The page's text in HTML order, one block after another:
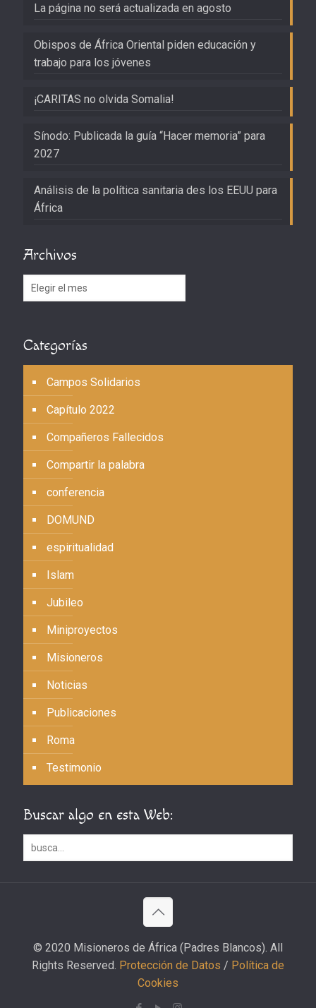
La página no será actualizada en agosto
Obispos de África Oriental piden educación y
trabajo para los jóvenes
¡CARITAS no olvida Somalia!
Sínodo: Publicada la guía “Hacer memoria” para
2027
Análisis de la política sanitaria des los EEUU para
África
Archivos
Archivos
Categorías
Campos Solidarios
Capítulo 2022
Compañeros Fallecidos
Compartir la palabra
conferencia
DOMUND
espiritualidad
Islam
Jubileo
Miniproyectos
Misioneros
Noticias
Publicaciones
Roma
Testimonio
Buscar algo en esta Web:
© 2020 Misioneros de África (Padres Blancos). All
Rights Reserved. Protección de Datos / Política de
Cookies